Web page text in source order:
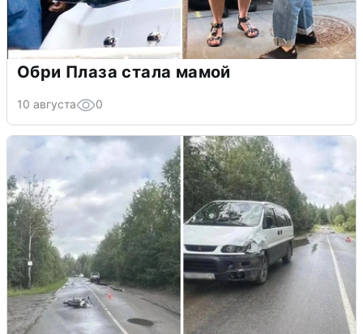
Обри Плаза стала мамой
10 августа 0